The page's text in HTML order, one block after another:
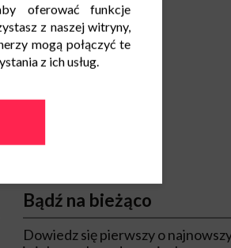
Bądź na bieżąco
Dowiedz się pierwszy o
oferować funkcje
z naszej witryny,
mogą połączyć te
z ich usług.